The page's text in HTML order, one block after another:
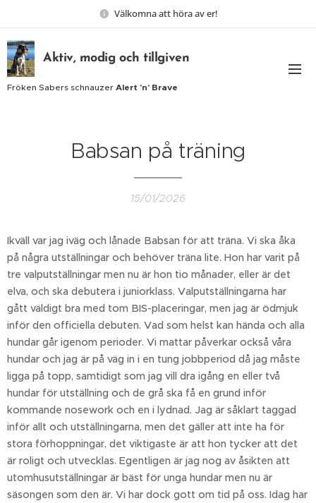
Välkomna att höra av er!
Aktiv, modig och tillgiven
Fröken Sabers schnauzer Alert 'n' Brave
Babsan på träning
15/01/2026
Ikväll var jag iväg och lånade Babsan för att träna. Vi ska åka
på några utställningar och behöver träna lite. Hon har varit på
tre valputställningar men nu är hon tio månader, eller är det
elva, och ska debutera i juniorklass. Valputställningarna har
gått väldigt bra med tom BIS-placeringar, men jag är ödmjuk
inför den officiella debuten. Vad som helst kan hända och alla
hundar går igenom perioder. Vi mattar påverkar också våra
hundar och jag är på väg in i en tung jobbperiod då jag måste
ligga på topp, samtidigt som jag vill dra igång en eller två
hundar för utställning och de grå ska få en grund inför
kommande nosework och en i lydnad. Jag är såklart taggad
inför allt och utställningarna, men det gäller att inte ha för
stora förhoppningar, det viktigaste är att hon tycker att det
är roligt och utvecklas. Egentligen är jag nog av åsikten att
utomhusutställningar är bäst för unga hundar men nu är
säsongen som den är. Vi har dock gott om tid på oss. Idag har